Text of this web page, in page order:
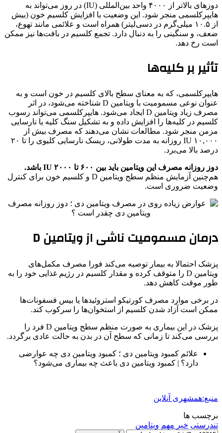
دوزهای بالاتر از ۴۰۰۰ واحد بین‌المللی (IU) در روز می‌تواند به
هایپرکلسمی منجر شود. این وضعیت با افزایش کلسیم خون (بیش
از ۱۰.۵ میلی‌گرم در دسی‌لیتر) همراه است و علائمی مانند تهوع،
ضعف، و سنگینی را به دنبال دارد. تجمع کلسیم در بافت‌ها نیز ممکن
است رخ دهد.
تأثیر بر کلیه‌ها
هایپرکلسمی، که به معنای سطح بالای کلسیم در خون است و به
عنوان نوعی مسمومیت با ویتامین D شناخته می‌شود، در اثر
مصرف زیاد ویتامین D ایجاد می‌شود. هایپرکلسمی می‌تواند رسوب
کلسیم در کلیه‌ها را افزایش داده و به تشکیل سنگ کلیه یا نارسایی
مزمن منجر شود. مطالعات نشان می‌دهند که مصرف بیش از
۱۰,۰۰۰ IU روزانه به مدت طولانی، ریسک نارسایی کلیوی را تا ۲۰
درصد بالا می‌برد.
دوز روزانه مصرف این ویتامین باید بین ۶۰۰ تا ۲۰۰۰ IU باشد.
هم‌چنین آزمایش منظم سطح ویتامین D و کلسیم خون برای کنترل
وضعیت ضروری است.
درمان مسمومیت ناشی از ویتامین D
پزشک احتمالا به بیمار توصیه می‌کند فورا مصرف مکمل‌های
ویتامین D را متوقف کرده و مقدار کلسیم در رژیم غذایی خود را به
طور موقت کاهش دهد.
در برخی موارد مصرف کورتیکو استروئیدها یا بیس فسفونات‌ها
ممکن است آزاد شدن کلسیم از استخوان‌ها را سرکوب کند.
پزشک در این بیماری به صورت منظم سطح ویتامین D فرد را
بررسی می‌کند تا زمانی که سطح آن در بدن به حالت عادی برگردد.
علائم کمبود ویتامین دی ؛ کمبود ویتامین دی چه عوارضی
دارد؟ | کمبود ویتامین دی باعث چه بیماری می‌شود؟
منبع:همشهری آنلاین
برچسب ها
تندرستی خبر مهم ویتامین‌